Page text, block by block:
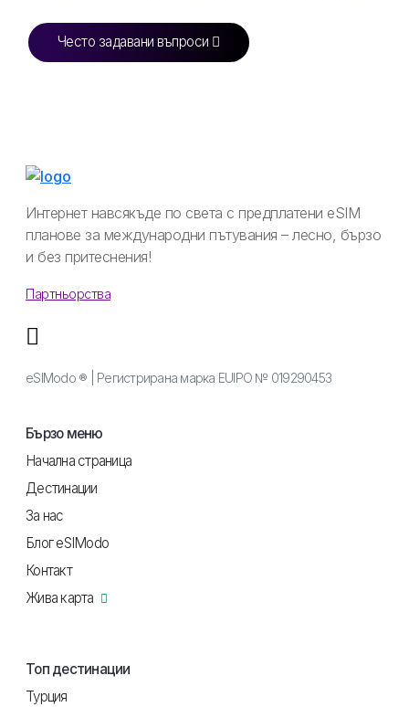
Често задавани въпроси
Интернет навсякъде по света с предплатени eSIM
планове за международни пътувания – лесно, бързо
и без притеснения!
Партньорства
eSIModo ® | Регистрирана марка EUIPO № 019290453
Бързо меню
Начална страница
Дестинации
За нас
Блог eSIModo
Контакт
Жива карта
Топ дестинации
Турция